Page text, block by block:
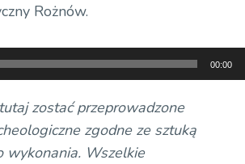
Rożnów.
00:00
zostać przeprowadzone
zgodne ze sztuką
wykonania. Wszelkie